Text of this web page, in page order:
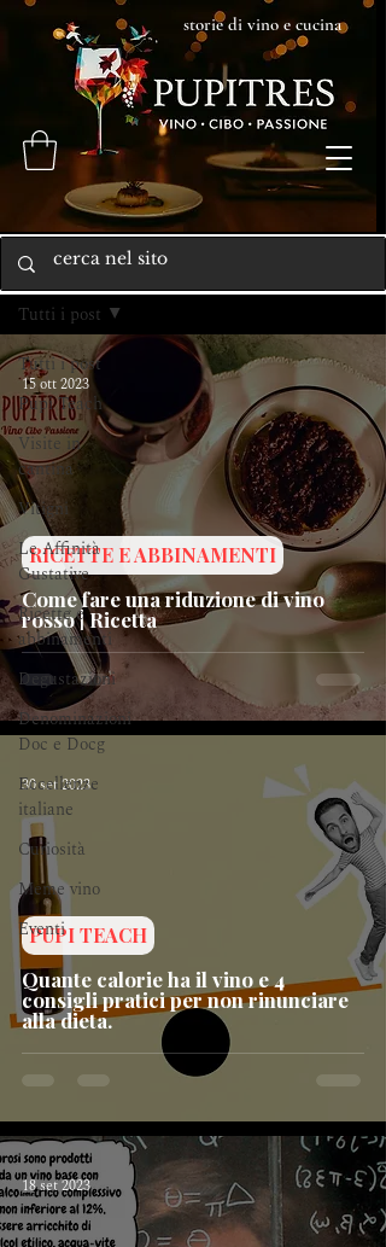
storie di vino e cucina
Home
Tutti i post
Pupi Teach
Visite in
cantina
Vitigni
Le Affinità
Gustative
Ricette e
abbinamenti
Degustazioni
Denominazioni
Doc e Docg
Eccellenze
italiane
Curiosità
Meme vino
Eventi
Tutti i post
Come fare una riduzione di vino
rosso | Ricetta
RICETTE E ABBINAMENTI
15 ott 2023
Quante calorie ha il vino e 4
consigli pratici per non rinunciare
alla dieta.
PUPI TEACH
30 set 2023
18 set 2023